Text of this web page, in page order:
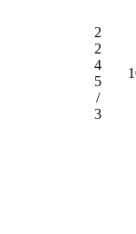
2
2
4
5
/
3